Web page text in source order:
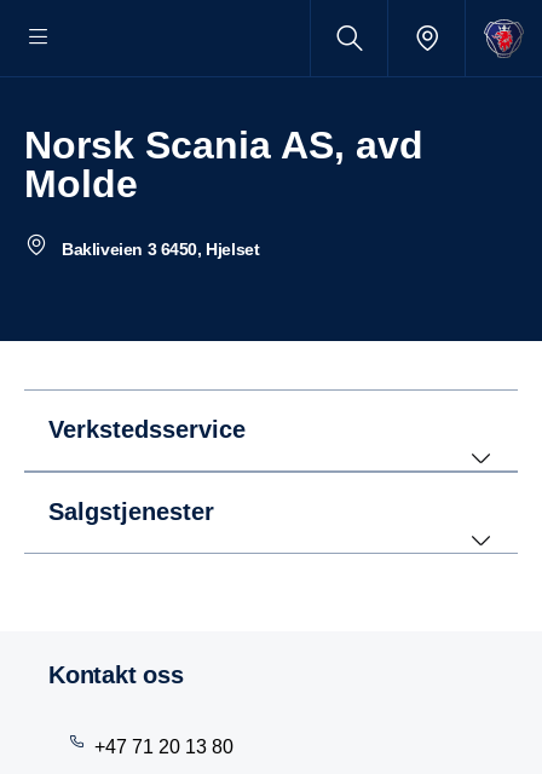
Norsk Scania AS, avd
Molde
Bakliveien 3 6450, Hjelset
Verkstedsservice
Salgstjenester
Kontakt oss
+47 71 20 13 80